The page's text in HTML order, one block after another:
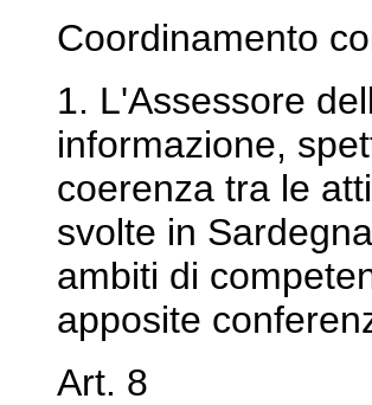
Coordinamento
1. L'Assessore
informazione,
coerenza tra le
svolte in
ambiti di
apposite
Art. 8